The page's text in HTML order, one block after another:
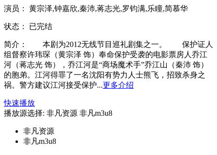
演员： 黄宗泽,钟嘉欣,秦沛,蒋志光,罗钧满,乐瞳,简慕华
状态： 已完结
简介：
本剧为2012无线节目巡礼剧集之一。 保护证人
组督察许玮琛（黄宗泽 饰）奉命保护受袭的电影票房人乔江
河（蒋志光 饰），乔江河是“商场魔术手”乔江山（秦沛 饰）
的胞弟。江河得罪了一名沈阳有势力人士熊飞，招致杀身之
祸。警方建议江河接受保护...更多介绍
快速播放
播放源选择: 非凡资源 非凡m3u8
非凡资源
非凡m3u8